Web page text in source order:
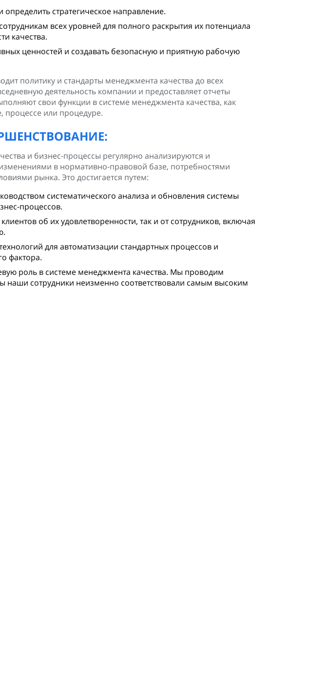
стратегическое направление.
всех уровней для полного раскрытия их потенциала
качества.
ценностей и создавать безопасную и приятную рабочую
политику и стандарты менеджмента качества до всех
деятельность компании и предоставляет отчеты
свои функции в системе менеджмента качества, как
процессе или процедуре.
и бизнес-процессы регулярно анализируются и
в нормативно-правовой базе, потребностями
рынка. Это достигается путем:
систематического анализа и обновления системы
процессов.
об их удовлетворенности, так и от сотрудников, включая
для автоматизации стандартных процессов и
фактора.
роль в системе менеджмента качества. Мы проводим
наши сотрудники неизменно соответствовали самым высоким